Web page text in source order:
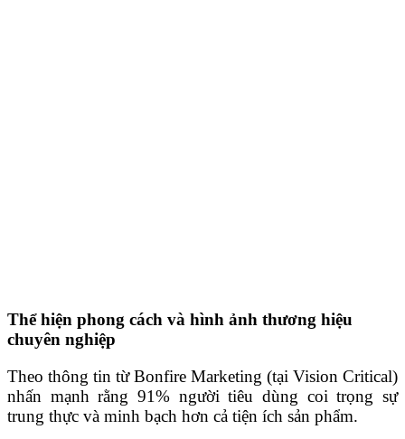
Thể hiện phong cách và hình ảnh thương hiệu
chuyên nghiệp
Theo thông tin từ Bonfire Marketing (tại Vision Critical)
nhấn mạnh rằng 91% người tiêu dùng coi trọng sự
trung thực và minh bạch hơn cả tiện ích sản phẩm.